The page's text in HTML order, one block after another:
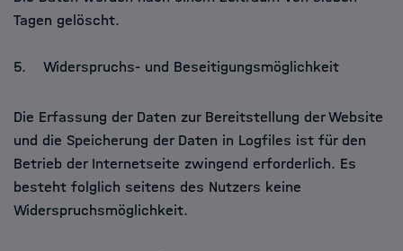
Tagen gelöscht.
5. Widerspruchs- und Beseitigungsmöglichkeit
Die Erfassung der Daten zur Bereitstellung der Website
und die Speicherung der Daten in Logfiles ist für den
Betrieb der Internetseite zwingend erforderlich. Es
besteht folglich seitens des Nutzers keine
Widerspruchsmöglichkeit.